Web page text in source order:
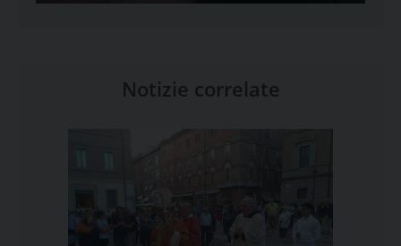
Notizie correlate